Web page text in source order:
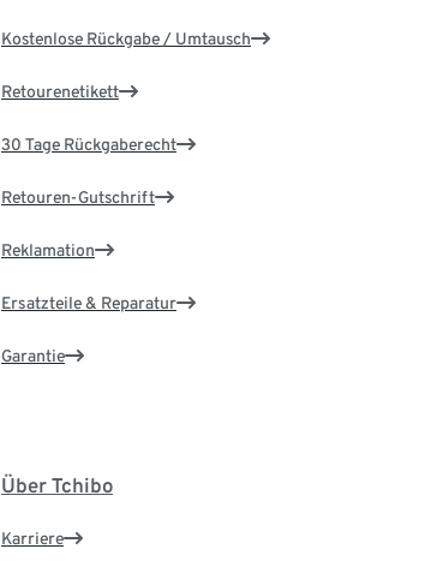
Kostenlose Rückgabe / Umtausch
Retourenetikett
30 Tage Rückgaberecht
Retouren-Gutschrift
Reklamation
Ersatzteile & Reparatur
Garantie
Über Tchibo
Karriere